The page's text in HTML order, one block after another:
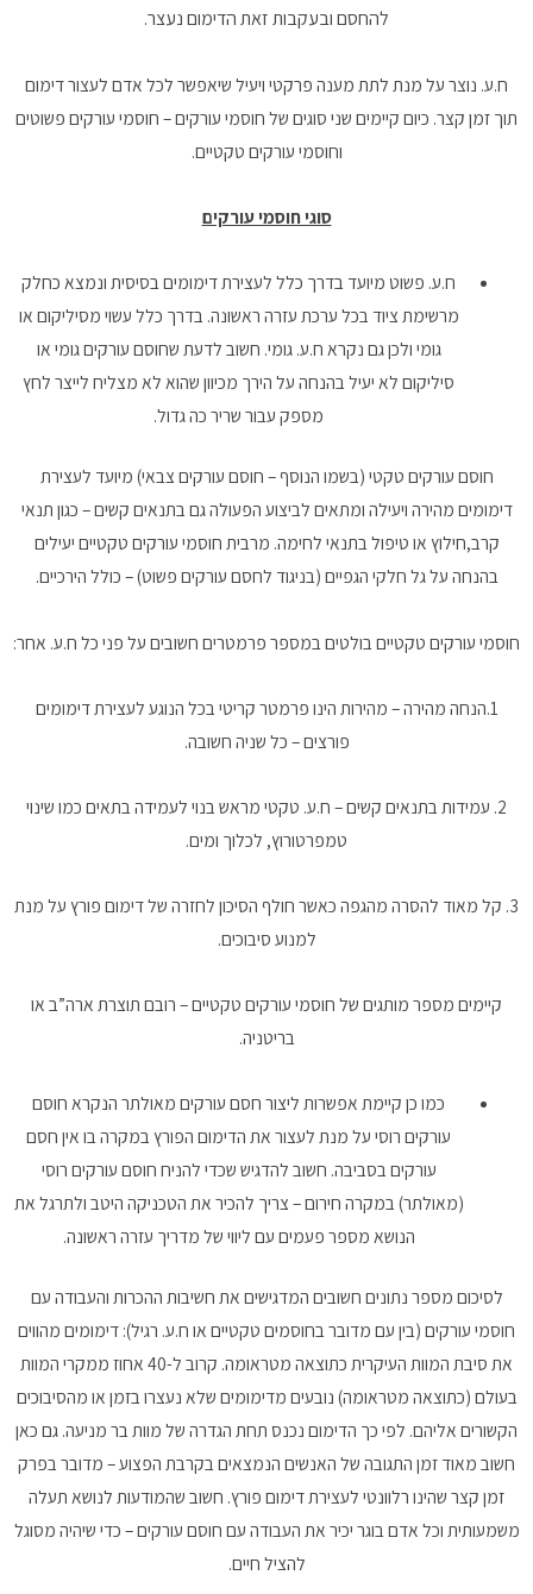
להחסם ובעקבות זאת הדימום נעצר.
ח.ע. נוצר על מנת לתת מענה פרקטי ויעיל שיאפשר לכל אדם לעצור דימום
תוך זמן קצר. כיום קיימים שני סוגים של חוסמי עורקים – חוסמי עורקים פשוטים
וחוסמי עורקים טקטיים.
סוגי חוסמי עורקים
ח.ע. פשוט מיועד בדרך כלל לעצירת דימומים בסיסית ונמצא כחלק
מרשימת ציוד בכל ערכת עזרה ראשונה. בדרך כלל עשוי מסיליקום או
גומי ולכן גם נקרא ח.ע. גומי. חשוב לדעת שחוסם עורקים גומי או
סיליקום לא יעיל בהנחה על הירך מכיוון שהוא לא מצליח לייצר לחץ
מספק עבור שריר כה גדול.
חוסם עורקים טקטי (בשמו הנוסף – חוסם עורקים צבאי) מיועד לעצירת
דימומים מהירה ויעילה ומתאים לביצוע הפעולה גם בתנאים קשים – כגון תנאי
קרב,חילוץ או טיפול בתנאי לחימה. מרבית חוסמי עורקים טקטיים יעילים
בהנחה על גל חלקי הגפיים (בניגוד לחסם עורקים פשוט) – כולל הירכיים.
חוסמי עורקים טקטיים בולטים במספר פרמטרים חשובים על פני כל ח.ע. אחר:
1.הנחה מהירה – מהירות הינו פרמטר קריטי בכל הנוגע לעצירת דימומים
פורצים – כל שניה חשובה.
2. עמידות בתנאים קשים – ח.ע. טקטי מראש בנוי לעמידה בתאים כמו שינוי
טמפרטורוץ, לכלוך ומים.
3. קל מאוד להסרה מהגפה כאשר חולף הסיכון לחזרה של דימום פורץ על מנת
למנוע סיבוכים.
קיימים מספר מותגים של חוסמי עורקים טקטיים – רובם תוצרת ארה”ב או
בריטניה.
כמו כן קיימת אפשרות ליצור חסם עורקים מאולתר הנקרא חוסם
עורקים רוסי על מנת לעצור את הדימום הפורץ במקרה בו אין חסם
עורקים בסביבה. חשוב להדגיש שכדי להניח חוסם עורקים רוסי
(מאולתר) במקרה חירום – צריך להכיר את הטכניקה היטב ולתרגל את
הנושא מספר פעמים עם ליווי של מדריך עזרה ראשונה.
לסיכום מספר נתונים חשובים המדגישים את חשיבות ההכרות והעבודה עם
חוסמי עורקים (בין עם מדובר בחוסמים טקטיים או ח.ע. רגיל): דימומים מהווים
את סיבת המוות העיקרית כתוצאה מטראומה. קרוב ל-40 אחוז ממקרי המוות
בעולם (כתוצאה מטראומה) נובעים מדימומים שלא נעצרו בזמן או מהסיבוכים
הקשורים אליהם. לפי כך הדימום נכנס תחת הגדרה של מוות בר מניעה. גם כאן
חשוב מאוד זמן התגובה של האנשים הנמצאים בקרבת הפצוע – מדובר בפרק
זמן קצר שהינו רלוונטי לעצירת דימום פורץ. חשוב שהמודעות לנושא תעלה
משמעותית וכל אדם בוגר יכיר את העבודה עם חוסם עורקים – כדי שיהיה מסוגל
להציל חיים.